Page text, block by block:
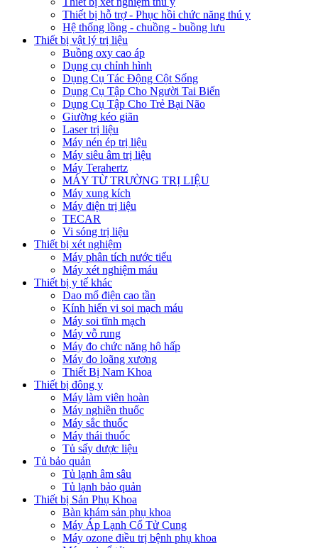
Thiết bị hỗ trợ - Phục hồi chức năng thú y
Hệ thống lồng - chuồng - buồng lưu
Thiết bị vật lý trị liệu
Buồng oxy cao áp
Dụng cụ chỉnh hình
Dụng Cụ Tác Động Cột Sống
Dụng Cụ Tập Cho Người Tai Biến
Dụng Cụ Tập Cho Trẻ Bại Não
Giường kéo giãn
Laser trị liệu
Máy nén ép trị liệu
Máy siêu âm trị liệu
Máy Terahertz
MÁY TỪ TRƯỜNG TRỊ LIỆU
Máy xung kích
Máy điện trị liệu
TECAR
Vi sóng trị liệu
Thiết bị xét nghiệm
Máy phân tích nước tiểu
Máy xét nghiệm máu
Thiết bị y tế khác
Dao mổ điện cao tần
Kính hiển vi soi mạch máu
Máy soi tĩnh mạch
Máy vỗ rung
Máy đo chức năng hô hấp
Máy đo loãng xương
Thiết Bị Nam Khoa
Thiết bị đông y
Máy làm viên hoàn
Máy nghiền thuốc
Máy sắc thuốc
Máy thái thuốc
Tủ sấy dược liệu
Tủ bảo quản
Tủ lạnh âm sâu
Tủ lạnh bảo quản
Thiết bị Sản Phụ Khoa
Bàn khám sản phụ khoa
Máy Áp Lạnh Cổ Tử Cung
Máy ozone điều trị bệnh phụ khoa